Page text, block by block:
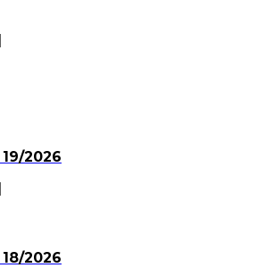
2026
2026